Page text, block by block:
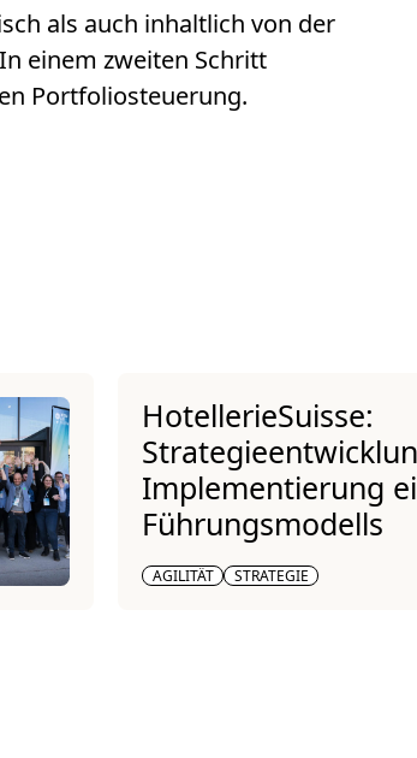
als auch inhaltlich von der
einem zweiten Schritt
Portfoliosteuerung.
HotellerieSuisse:
Implementierung
Führungsmodells
AGILITÄT STRATEGIE